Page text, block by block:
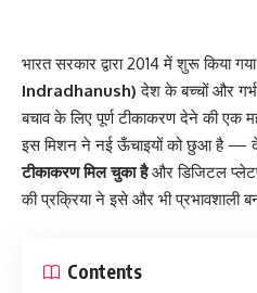
भारत सरकार द्वारा 2014 में शुरू किया
Indradhanush) देश के बच्चों और
बचाव के लिए पूर्ण टीकाकरण देने की एक
इस मिशन ने नई ऊँचाइयों को छुआ है —
टीकाकरण मिल चुका हैऔर डिजिटल
की प्रक्रिया ने इसे और भी प्रभावशाली
Contents